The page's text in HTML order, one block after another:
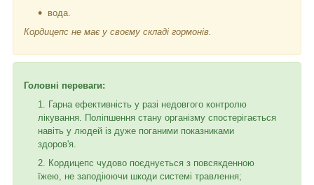
вода.
Кордицепс не має у своєму складі гормонів.
Головні переваги:
Гарна ефективність у разі недовгого контролю
лікування. Поліпшення стану організму спостерігається
навіть у людей із дуже поганими показниками
здоров'я.
Кордицепс чудово поєднується з повсякденною
їжею, не заподіюючи шкоди системі травлення;